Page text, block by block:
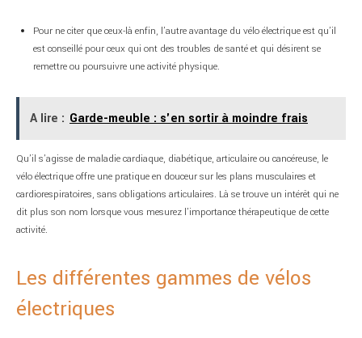
Pour ne citer que ceux-là enfin, l’autre avantage du vélo électrique est qu’il
est conseillé pour ceux qui ont des troubles de santé et qui désirent se
remettre ou poursuivre une activité physique.
A lire : Garde-meuble : s'en sortir à moindre frais
Qu’il s’agisse de maladie cardiaque, diabétique, articulaire ou cancéreuse, le
vélo électrique offre une pratique en douceur sur les plans musculaires et
cardiorespiratoires, sans obligations articulaires. Là se trouve un intérêt qui ne
dit plus son nom lorsque vous mesurez l’importance thérapeutique de cette
activité.
Les différentes gammes de vélos
électriques